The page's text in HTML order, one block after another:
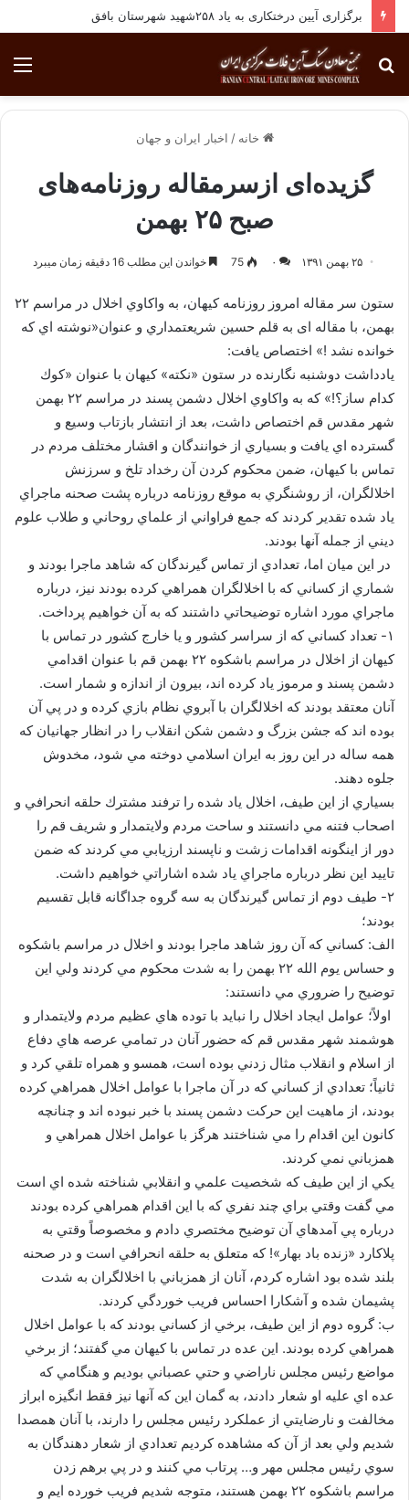
جستجو
برای
خانه / اخبار ایران و جهان
گزیده‌ای‌‌ ازسرمقاله‌ روزنامه‌های
صبح ۲۵ بهمن
۲۵ بهمن ۱۳۹۱ ۰ 75 خواندن این مطلب 16 دقیقه زمان میبرد
ستون سر مقاله امروز روزنامه کیهان، به واكاوي اخلال در مراسم ۲۲
بهمن، با مقاله ای به قلم حسين شريعتمداري و عنوان«نوشته اي كه
خوانده نشد !» اختصاص یافت:
يادداشت دوشنبه نگارنده در ستون «نكته» كيهان با عنوان «كوك
كدام ساز؟!» كه به واكاوي اخلال دشمن پسند در مراسم ۲۲ بهمن
شهر مقدس قم اختصاص داشت، بعد از انتشار بازتاب وسيع و
گسترده اي يافت و بسياري از خوانندگان و اقشار مختلف مردم در
تماس با كيهان، ضمن محكوم كردن آن رخداد تلخ و سرزنش
اخلالگران، از روشنگري به موقع روزنامه درباره پشت صحنه ماجراي
ياد شده تقدير كردند كه جمع فراواني از علماي روحاني و طلاب علوم
ديني از جمله آنها بودند.
در اين ميان اما، تعدادي از تماس گيرندگان كه شاهد ماجرا بودند و
شماري از كساني كه با اخلالگران همراهي كرده بودند نيز، درباره
ماجراي مورد اشاره توضيحاتي داشتند كه به آن خواهيم پرداخت.
۱- تعداد كساني كه از سراسر كشور و يا خارج كشور در تماس با
كيهان از اخلال در مراسم باشكوه ۲۲ بهمن قم با عنوان اقدامي
دشمن پسند و مرموز ياد كرده اند، بيرون از اندازه و شمار است.
آنان معتقد بودند كه اخلالگران با آبروي نظام بازي كرده و در پي آن
بوده اند كه جشن بزرگ و دشمن شكن انقلاب را در انظار جهانيان كه
همه ساله در اين روز به ايران اسلامي دوخته مي شود، مخدوش
جلوه دهند.
بسياري از اين طيف، اخلال ياد شده را ترفند مشترك حلقه انحرافي و
اصحاب فتنه مي دانستند و ساحت مردم ولايتمدار و شريف قم را
دور از اينگونه اقدامات زشت و ناپسند ارزيابي مي كردند كه ضمن
تاييد اين نظر درباره ماجراي ياد شده اشاراتي خواهيم داشت.
۲- طيف دوم از تماس گيرندگان به سه گروه جداگانه قابل تقسيم
بودند؛
الف: كساني كه آن روز شاهد ماجرا بودند و اخلال در مراسم باشكوه
و حساس يوم الله ۲۲ بهمن را به شدت محكوم مي كردند ولي اين
توضيح را ضروري مي دانستند:
اولاً؛ عوامل ايجاد اخلال را نبايد با توده هاي عظيم مردم ولايتمدار و
هوشمند شهر مقدس قم كه حضور آنان در تمامي عرصه هاي دفاع
از اسلام و انقلاب مثال زدني بوده است، همسو و همراه تلقي كرد و
ثانياً؛ تعدادي از كساني كه در آن ماجرا با عوامل اخلال همراهي كرده
بودند، از ماهيت اين حركت دشمن پسند با خبر نبوده اند و چنانچه
كانون اين اقدام را مي شناختند هرگز با عوامل اخلال همراهي و
همزباني نمي كردند.
يكي از اين طيف كه شخصيت علمي و انقلابي شناخته شده اي است
مي گفت وقتي براي چند نفري كه با اين اقدام همراهي كرده بودند
درباره پي آمدهاي آن توضيح مختصري دادم و مخصوصاً وقتي به
پلاكارد «زنده باد بهار»! كه متعلق به حلقه انحرافي است و در صحنه
بلند شده بود اشاره كردم، آنان از همزباني با اخلالگران به شدت
پشيمان شده و آشكارا احساس فريب خوردگي كردند.
ب: گروه دوم از اين طيف، برخي از كساني بودند كه با عوامل اخلال
همراهي كرده بودند. اين عده در تماس با كيهان مي گفتند؛ از برخي
مواضع رئيس مجلس ناراضي و حتي عصباني بوديم و هنگامي كه
عده اي عليه او شعار دادند، به گمان اين كه آنها نيز فقط انگيزه ابراز
مخالفت و نارضايتي از عملكرد رئيس مجلس را دارند، با آنان همصدا
شديم ولي بعد از آن كه مشاهده كرديم تعدادي از شعار دهندگان به
سوي رئيس مجلس مهر و… پرتاب مي كنند و در پي برهم زدن
مراسم باشكوه ۲۲ بهمن هستند، متوجه شديم فريب خورده ايم و